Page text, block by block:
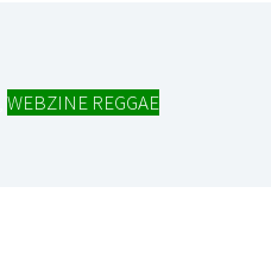
WEBZINE REGGAE